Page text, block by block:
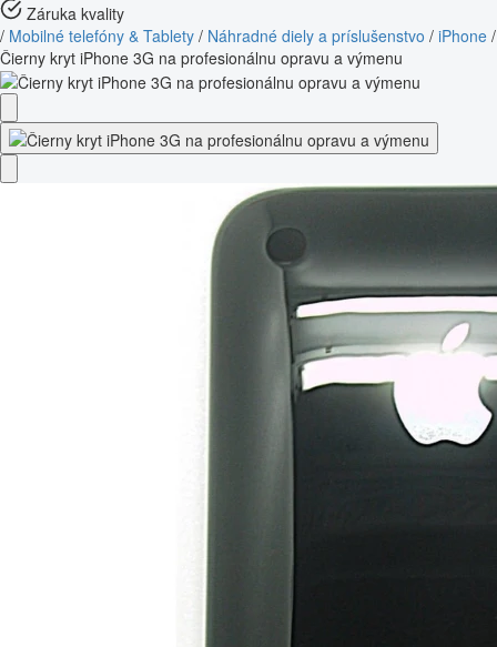
Záruka kvality
/ Mobilné telefóny & Tablety / Náhradné diely a príslušenstvo / iPhone /
Čierny kryt iPhone 3G na profesionálnu opravu a výmenu